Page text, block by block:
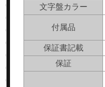
文字盤カラー
付属品
保証書記載
保証